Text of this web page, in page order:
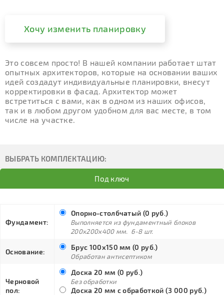
Хочу изменить планировку
Это совсем просто! В нашей компании работает штат
опытных архитекторов, которые на основании ваших
идей создадут индивидуальные планировки, внесут
корректировки в фасад. Архитектор может
встретиться с вами, как в одном из наших офисов,
так и в любом другом удобном для вас месте, в том
числе на участке.
ВЫБРАТЬ КОМПЛЕКТАЦИЮ:
Под ключ
Фундамент:
Опорно-столбчатый (0 руб.)
Выполняется из фундаментный блоков
200х200х400 мм. 6-8 шт.
Основание:
Брус 100х150 мм (0 руб.)
Обработан антисептиком
Черновой
пол:
Доска 20 мм (0 руб.)
Без обработки
Доска 20 мм с обработкой (3 000 руб.)